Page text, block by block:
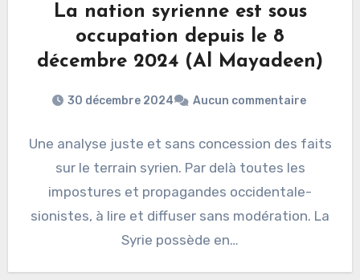
La nation syrienne est sous
occupation depuis le 8
décembre 2024 (Al Mayadeen)
30 décembre 2024 Aucun commentaire
Une analyse juste et sans concession des faits
sur le terrain syrien. Par delà toutes les
impostures et propagandes occidentale-
sionistes, à lire et diffuser sans modération. La
Syrie possède en…